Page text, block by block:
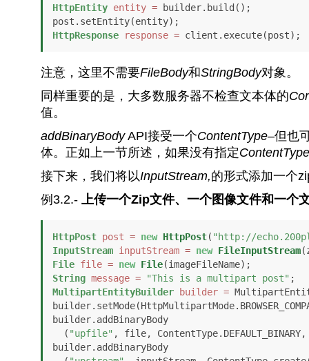
HttpEntity entity = builder.build();
HttpResponse
response = client.execute(post);
注意，这里不需要FileBody和StringBody对象。
同样重要的是，大多数服务器不检查文本体的
值。
addBinaryBodyAPI接受一个ContentType–但也
体。正如上一节所述，如果没有指定ContentType
接下来，我们将以InputStream,的形式添加一个
例3.2.-
上传一个Zip文件、一个图像文件和一个
HttpPost post = new HttpPost( "http://
InputStream inputStream = new FileInputStream
File file = new File
String message = "This is a multipart post"
MultipartEntityBuilder
builder =
builder.addBinaryBody
  (
"upfile" , file,
builder.addBinaryBody